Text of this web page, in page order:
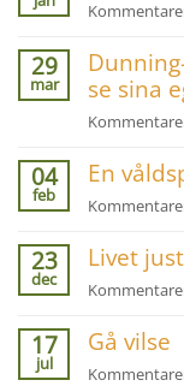
29
mar
se sina
04
feb
En
23
dec
Livet
17
jul
Gå vilse